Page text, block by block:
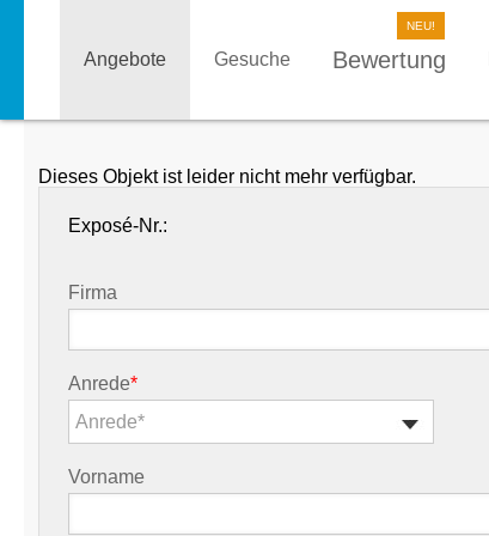
Angebote Gesuche Bewertung
Dieses Objekt ist leider nicht mehr verfügbar.
Exposé-Nr.:
Firma
Anrede*
Anrede*
Vorname